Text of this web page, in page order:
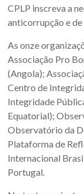
CPLP inscreva a
anticorrupção e de
As onze
Associação Pro
(Angola);
Centro de
Integridade
Equatorial);
Observatório da
Plataforma de
Internacional
Portugal.